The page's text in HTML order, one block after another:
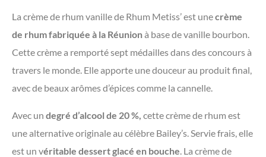
La crème de rhum vanille de Rhum Metiss’ est unecrème
de rhum fabriquée à la Réunionà base de vanille bourbon.
Cette crème a remporté sept médailles dans des concours à
travers le monde. Elle apporte une douceur au produit final,
avec de beaux arômes d’épices comme la cannelle.
Avec un degré d’alcool de 20 %, cette crème de rhum est
une alternative originale au célèbre Bailey’s. Servie frais, elle
est un véritable dessert glacé en bouche. La crème de